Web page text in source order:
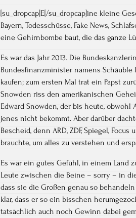
[su_dropcap]E[/su_dropcap]ine kleine
Bayern, Todesschüsse, Fake News,
eine Gehirnbombe baut, die das ganze
Es war das Jahr 2013. Die
Bundesfinanzminister namens
kaufen; zum ersten Mal trat ein Papst
Snowden riss den amerikanischen
Edward Snowden, der bis heute,
jenes nicht bekommt. Aber darüber
Bescheid, denn ARD, ZDF, Spiegel,
brauchte, um alles zu verstehen und
Es war ein gutes Gefühl, in einem Land
Leute zwischen die Beine – sorry – in
dass sie die Großen genau so
klar, dass er so ein bisschen
tatsächlich auch noch Gewinn dabei